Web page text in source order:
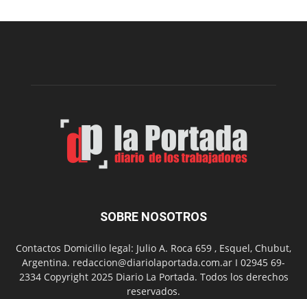
merendero
SOBRE NOSOTROS
Contactos Domicilio legal: Julio A. Roca 659 , Esquel, Chubut,
Argentina. redaccion@diariolaportada.com.ar I 02945 69-
2334 Copyright 2025 Diario La Portada. Todos los derechos
reservados.